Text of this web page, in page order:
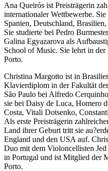
Ana Queirós ist Preisträgerin
internationaler Wettbewerbe.
Spanien, Deutschland,
Sie studierte bei Pedro
Galina Egyazarova als
School of Music. Sie lehrt in
Porto.
Christina Margotto ist in
Klavierdiplom in der Fakultät
São Paulo bei Alfredo
sie bei Daisy de Luca, Homero
Costa, Vitali Dotsenko,
Als erste Preisträgerin
Land ihrer Geburt tritt sie
England und den USA auf.
Duo mit dem Violoncellisten
in Portugal und ist Mitglied der
Porto.